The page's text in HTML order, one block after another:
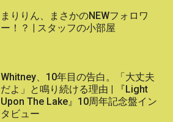
まりりん、まさかのNEWフォロワ
ー！？ | スタッフの小部屋
Whitney、10年目の告白。「大丈夫
だよ」と鳴り続ける理由 | 『Light
Upon The Lake』10周年記念盤イン
タビュー